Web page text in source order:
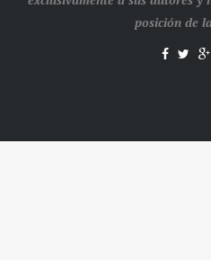
posición de